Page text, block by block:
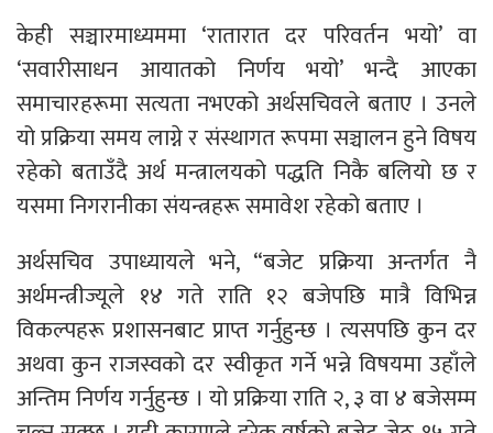
केही सञ्चारमाध्यममा ‘रातारात दर परिवर्तन भयो’ वा
‘सवारीसाधन आयातको निर्णय भयो’ भन्दै आएका
समाचारहरूमा सत्यता नभएको अर्थसचिवले बताए । उनले
यो प्रक्रिया समय लाग्ने र संस्थागत रूपमा सञ्चालन हुने विषय
रहेको बताउँदै अर्थ मन्त्रालयको पद्धति निकै बलियो छ र
यसमा निगरानीका संयन्त्रहरू समावेश रहेको बताए ।
अर्थसचिव उपाध्यायले भने, “बजेट प्रक्रिया अन्तर्गत नै
अर्थमन्त्रीज्यूले १४ गते राति १२ बजेपछि मात्रै विभिन्न
विकल्पहरू प्रशासनबाट प्राप्त गर्नुहुन्छ । त्यसपछि कुन दर
अथवा कुन राजस्वको दर स्वीकृत गर्ने भन्ने विषयमा उहाँले
अन्तिम निर्णय गर्नुहुन्छ । यो प्रक्रिया राति २, ३ वा ४ बजेसम्म